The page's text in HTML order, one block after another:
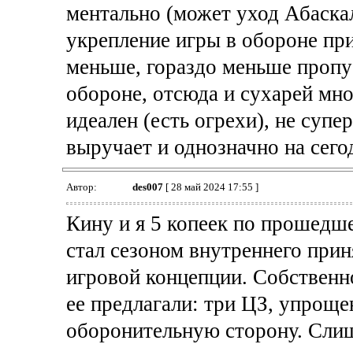
ментально (может уход
укрепление игры в обороне
меньше, гораздо меньше
обороне, отсюда и сухарей
идеален (есть огрехи), не
выручает и однозначно на
Автор: des007[ 28 май 2024 17:55 ]
Кину и я 5 копеек по
стал сезоном внутреннего
игровой концепции.
ее предлагали: три ЦЗ,
оборонительную сторону.